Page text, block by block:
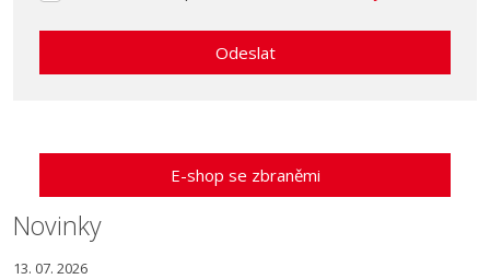
zpracováním
Odeslat
nepodařilo
odeslat.
E-shop se zbraněmi
Novinky
13. 07. 2026